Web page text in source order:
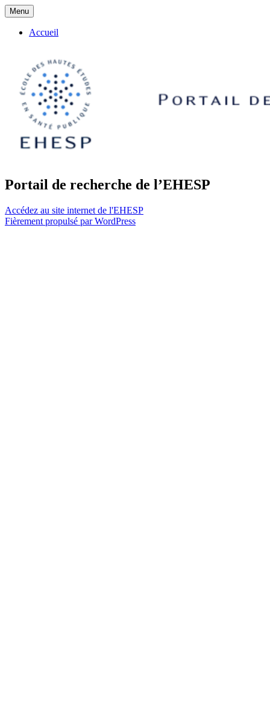
Aller
au
contenu
Portail de recherche de
Menu
Accueil
Portail de recherche de l’EHESP
Accédez au site internet de l'EHESP
Fièrement propulsé par WordPress